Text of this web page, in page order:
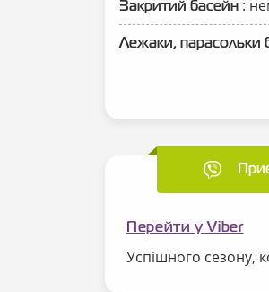
Закритий басейн :
Лежаки, парасольки
Перейти у Viber
Успішного сезону,